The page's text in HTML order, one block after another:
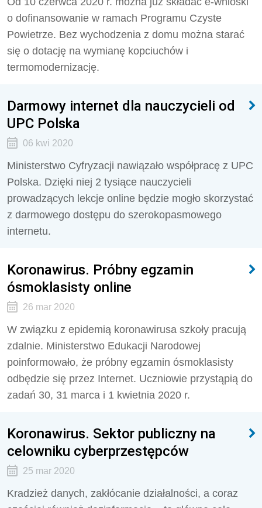
o dofinansowanie w ramach Programu Czyste
Powietrze. Bez wychodzenia z domu można starać
się o dotację na wymianę kopciuchów i
termomodernizację.
Darmowy internet dla nauczycieli od
UPC Polska
06 kwi 2020
Ministerstwo Cyfryzacji nawiązało współpracę z UPC
Polska. Dzięki niej 2 tysiące nauczycieli
prowadzących lekcje online będzie mogło skorzystać
z darmowego dostępu do szerokopasmowego
internetu.
Koronawirus. Próbny egzamin
ósmoklasisty online
26 mar 2020
W związku z epidemią koronawirusa szkoły pracują
zdalnie. Ministerstwo Edukacji Narodowej
poinformowało, że próbny egzamin ósmoklasisty
odbędzie się przez Internet. Uczniowie przystąpią do
zadań 30, 31 marca i 1 kwietnia 2020 r.
Koronawirus. Sektor publiczny na
celowniku cyberprzestępców
25 mar 2020
Kradzież danych, zakłócanie działalności, a coraz